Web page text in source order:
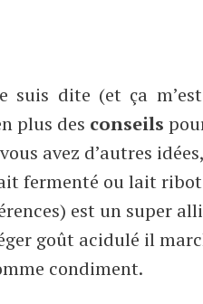
suis dite (et ça
plus des conseils
avez d’autres
fermenté ou lait
est un super
goût acidulé il
condiment.